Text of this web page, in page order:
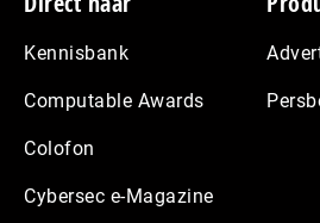
Kennisbank
Computable Awards
Colofon
Cybersec e-Magazine